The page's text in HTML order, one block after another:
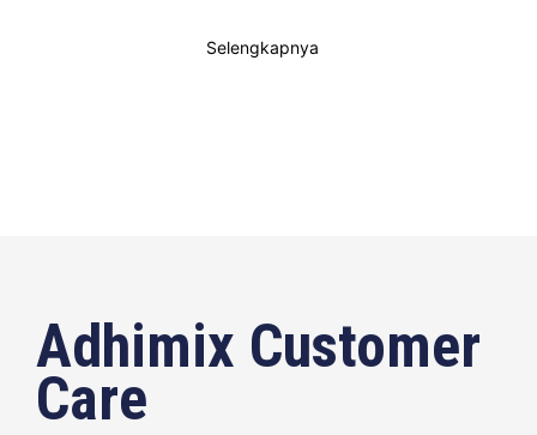
Selengkapnya
Adhimix Customer
Care